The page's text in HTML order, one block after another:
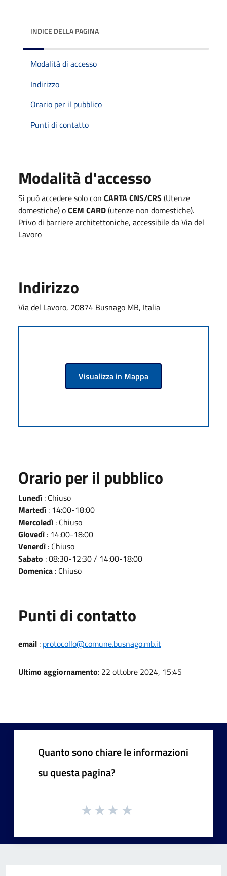
INDICE DELLA PAGINA
Modalità di accesso
Indirizzo
Orario per il pubblico
Punti di contatto
Modalità d'accesso
Si può accedere solo con CARTA CNS/CRS (Utenze
domestiche) oCEM CARD(utenze non domestiche).
Privo di barriere architettoniche, accessibile da Via del
Lavoro
Indirizzo
Via del Lavoro, 20874 Busnago MB, Italia
Visualizza in Mappa
Orario per il pubblico
Lunedì : Chiuso
Martedì : 14:00-18:00
Mercoledì : Chiuso
Giovedì : 14:00-18:00
Venerdì : Chiuso
Sabato : 08:30-12:30 / 14:00-18:00
Domenica : Chiuso
Punti di contatto
email : protocollo@comune.busnago.mb.it
Ultimo aggiornamento: 22 ottobre 2024, 15:45
Quanto sono chiare le informazioni
su questa pagina?